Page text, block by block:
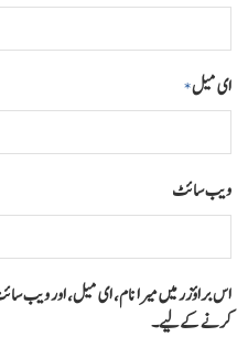
ای میل*
ویب‌ سائٹ
اس براؤزر میں میرا نام، ای میل، اور ویب
کرنے کےلیے۔